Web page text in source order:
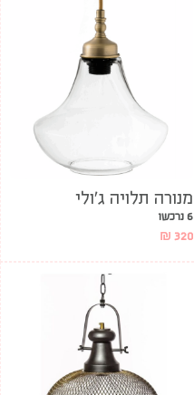
מנורה תלויה ג’ולי
6 נרכשו
₪ 320